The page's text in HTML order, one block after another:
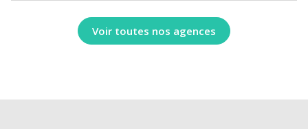
Voir toutes nos agences